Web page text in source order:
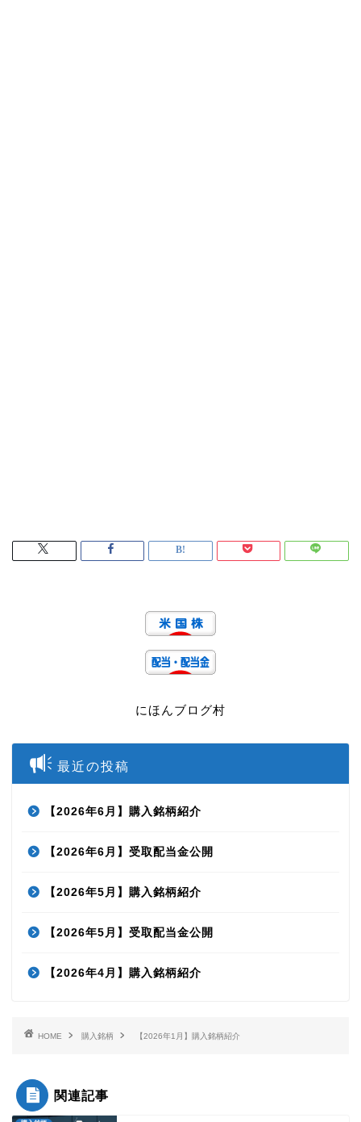
にほんブログ村
最近の投稿
【2026年6月】購入銘柄紹介
【2026年6月】受取配当金公開
【2026年5月】購入銘柄紹介
【2026年5月】受取配当金公開
【2026年4月】購入銘柄紹介
HOME 購入銘柄 【2026年1月】購入銘柄紹介
関連記事